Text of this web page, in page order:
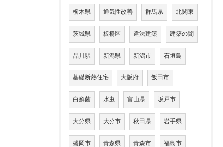
栃木県 通気性改善 群馬県 北関東
茨城県 板橋区 違法建築 建築の闇
品川駅 新潟県 新潟市 石垣島
基礎断熱住宅 大阪府 飯田市
白癬菌 水虫 富山県 坂戸市
大分県 大分市 秋田県 岩手県
盛岡市 青森県 青森市 福島市